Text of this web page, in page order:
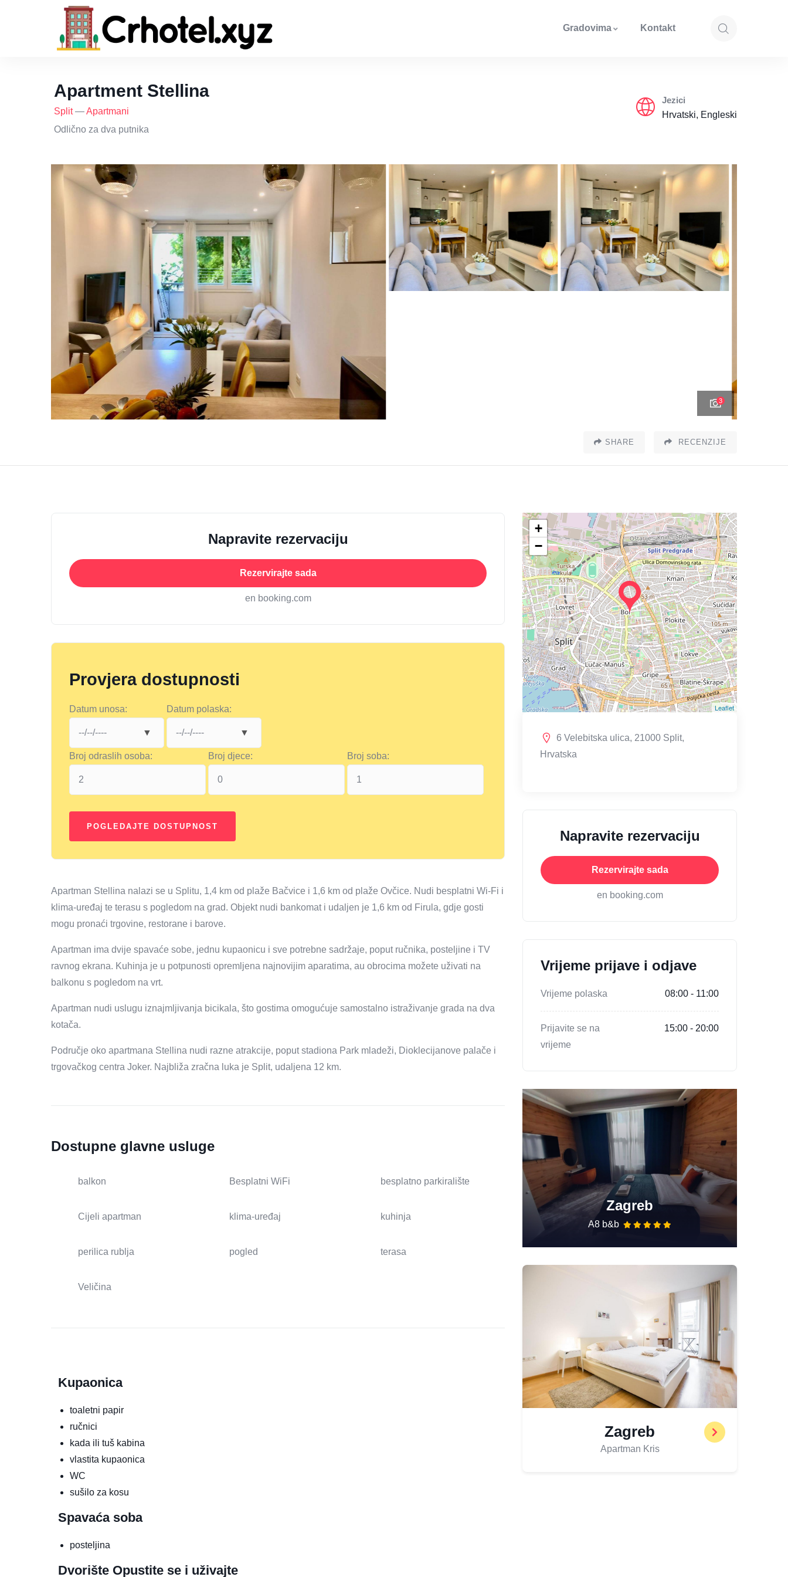
Gradovima Kontakt
Apartment Stellina
Split—Apartmani
Odlično za dva putnika
Jezici
Hrvatski, Engleski
3
SHARE RECENZIJE
Napravite rezervaciju
Rezervirajte sada
en booking.com
Provjera dostupnosti
Datum unosa: Datum polaska:
Broj odraslih osoba: Broj djece: Broj soba:
Apartman Stellina nalazi se u Splitu, 1,4 km od plaže Bačvice i 1,6 km od plaže Ovčice. Nudi besplatni Wi-Fi i
klima-uređaj te terasu s pogledom na grad. Objekt nudi bankomat i udaljen je 1,6 km od Firula, gdje gosti
mogu pronaći trgovine, restorane i barove.
Apartman ima dvije spavaće sobe, jednu kupaonicu i sve potrebne sadržaje, poput ručnika, posteljine i TV
ravnog ekrana. Kuhinja je u potpunosti opremljena najnovijim aparatima, au obrocima možete uživati ​​na
balkonu s pogledom na vrt.
Apartman nudi uslugu iznajmljivanja bicikala, što gostima omogućuje samostalno istraživanje grada na dva
kotača.
Područje oko apartmana Stellina nudi razne atrakcije, poput stadiona Park mladeži, Dioklecijanove palače i
trgovačkog centra Joker. Najbliža zračna luka je Split, udaljena 12 km.
Dostupne glavne usluge
balkon Besplatni WiFi besplatno parkiralište
Cijeli apartman klima-uređaj kuhinja
perilica rublja pogled terasa
Veličina
Kupaonica
toaletni papir
ručnici
kada ili tuš kabina
vlastita kupaonica
WC
sušilo za kosu
Spavaća soba
posteljina
Dvorište Opustite se i uživajte
+
−
Leaflet
6 Velebitska ulica, 21000 Split,
Hrvatska
Napravite rezervaciju
Rezervirajte sada
en booking.com
Vrijeme prijave i odjave
Vrijeme polaska 08:00 - 11:00
Prijavite se na
vrijeme
15:00 - 20:00
Zagreb
A8 b&b
Zagreb
Apartman Kris